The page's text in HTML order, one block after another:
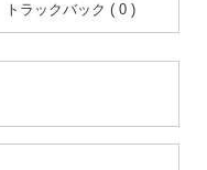
トラックバック ( 0 )